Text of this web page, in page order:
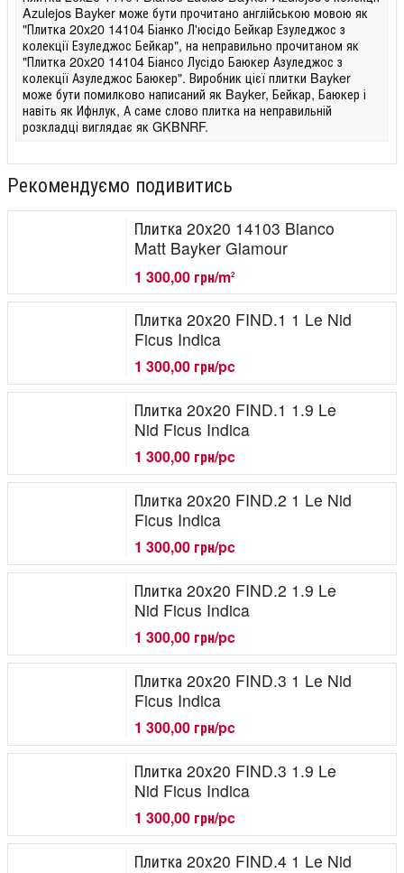
Azulejos Bayker може бути прочитано англійською мовою як
"Плитка 20x20 14104 Біанко Л'юсідо Бейкар Езуледжос з
колекції Езуледжос Бейкар", на неправильно прочитаном як
"Плитка 20x20 14104 Біансо Лусідо Баюкер Азуледжос з
колекції Азуледжос Баюкер". Виробник цієї плитки Bayker
може бути помилково написаний як Bayker, Бейкар, Баюкер і
навіть як Ифнлук, А саме слово плитка на неправильній
розкладці виглядає як GKBNRF.
Рекомендуємо подивитись
Плитка 20x20 14103 Bianco
Matt Bayker Glamour
1 300,00 грн/m2
Плитка 20x20 FIND.1 1 Le Nid
Ficus Indica
1 300,00 грн/pc
Плитка 20x20 FIND.1 1.9 Le
Nid Ficus Indica
1 300,00 грн/pc
Плитка 20x20 FIND.2 1 Le Nid
Ficus Indica
1 300,00 грн/pc
Плитка 20x20 FIND.2 1.9 Le
Nid Ficus Indica
1 300,00 грн/pc
Плитка 20x20 FIND.3 1 Le Nid
Ficus Indica
1 300,00 грн/pc
Плитка 20x20 FIND.3 1.9 Le
Nid Ficus Indica
1 300,00 грн/pc
Плитка 20x20 FIND.4 1 Le Nid